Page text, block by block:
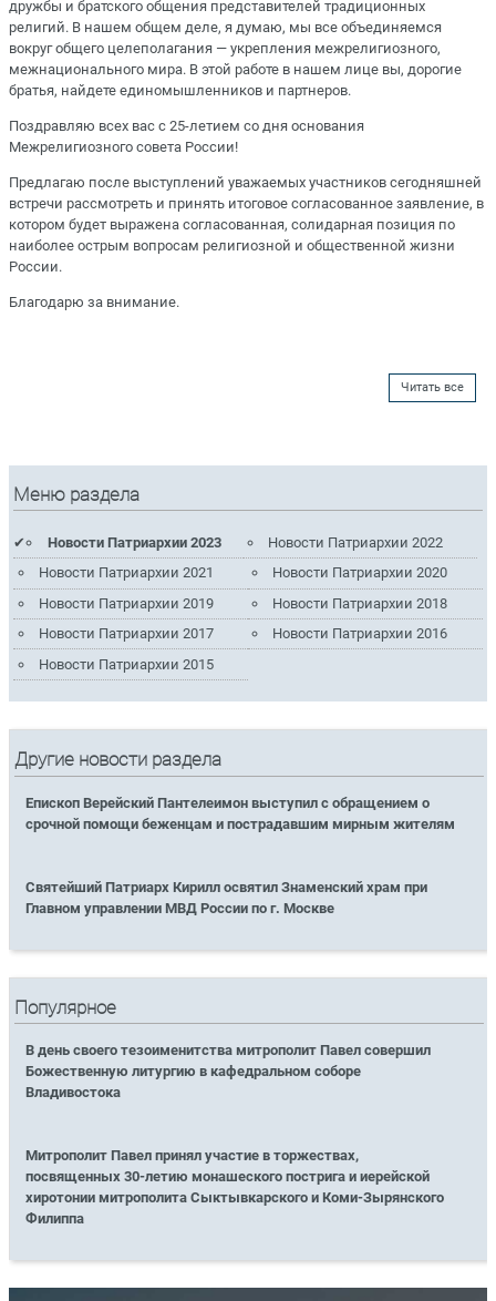
дружбы и братского общения представителей традиционных
религий. В нашем общем деле, я думаю, мы все объединяемся
вокруг общего целеполагания — укрепления межрелигиозного,
межнационального мира. В этой работе в нашем лице вы, дорогие
братья, найдете единомышленников и партнеров.
Поздравляю всех вас с 25-летием со дня основания
Межрелигиозного совета России!
Предлагаю после выступлений уважаемых участников сегодняшней
встречи рассмотреть и принять итоговое согласованное заявление, в
котором будет выражена согласованная, солидарная позиция по
наиболее острым вопросам религиозной и общественной жизни
России.
Благодарю за внимание.
Читать все
Меню раздела
Новости Патриархии 2023
Новости Патриархии 2022
Новости Патриархии 2021
Новости Патриархии 2020
Новости Патриархии 2019
Новости Патриархии 2018
Новости Патриархии 2017
Новости Патриархии 2016
Новости Патриархии 2015
Другие новости раздела
Епископ Верейский Пантелеимон выступил с обращением о
срочной помощи беженцам и пострадавшим мирным жителям
Святейший Патриарх Кирилл освятил Знаменский храм при
Главном управлении МВД России по г. Москве
Популярное
В день своего тезоименитства митрополит Павел совершил
Божественную литургию в кафедральном соборе
Владивостока
Митрополит Павел принял участие в торжествах,
посвященных 30-летию монашеского пострига и иерейской
хиротонии митрополита Сыктывкарского и Коми-Зырянского
Филиппа